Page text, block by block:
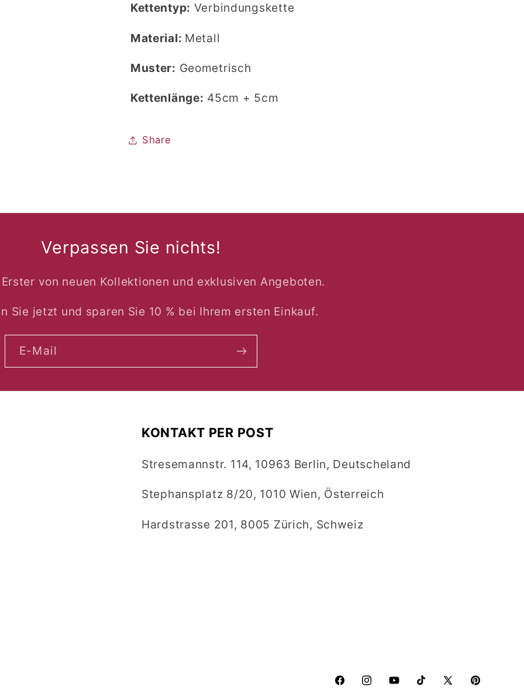
Kettentyp: Verbindungskette
Material: Metall
Muster: Geometrisch
Kettenlänge: 45cm + 5cm
Share
Verpassen Sie nichts!
von neuen Kollektionen und exklusiven Angeboten.
Sie jetzt und sparen Sie 10 % bei Ihrem ersten Einkauf.
E-Mail
KONTAKT PER POST
Stresemannstr. 114, 10963 Berlin, Deutscheland
Stephansplatz 8/20, 1010 Wien, Österreich
Hardstrasse 201, 8005 Zürich, Schweiz
FacebookInstagramYouTubeTikTokX
Pinterest